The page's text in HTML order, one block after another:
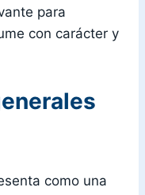
para
con carácter y
como una